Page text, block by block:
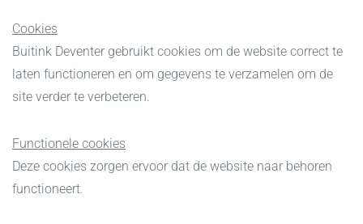
Cookies
Buitink Deventer gebruikt cookies om de website correct te
laten functioneren en om gegevens te verzamelen om de
site verder te verbeteren.
Functionele cookies
Deze cookies zorgen ervoor dat de website naar behoren
functioneert.